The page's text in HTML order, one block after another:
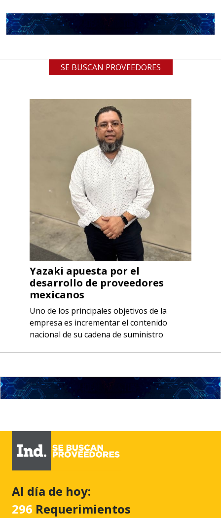
SE BUSCAN PROVEEDORES
Yazaki apuesta por el
desarrollo de proveedores
mexicanos
Uno de los principales objetivos de la
empresa es incrementar el contenido
nacional de su cadena de suministro
Al día de hoy:
296 Requerimientos